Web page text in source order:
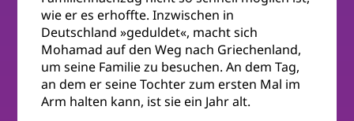
wie er es erhoffte. Inzwischen in
Deutschland »geduldet«, macht sich
Mohamad auf den Weg nach Griechenland,
um seine Familie zu besuchen. An dem Tag,
an dem er seine Tochter zum ersten Mal im
Arm halten kann, ist sie ein Jahr alt.